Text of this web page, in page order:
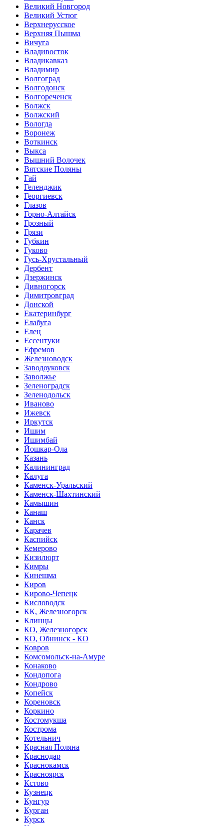
Великий Новгород
Великий Устюг
Верхнерусское
Верхняя Пышма
Вичуга
Владивосток
Владикавказ
Владимир
Волгоград
Волгодонск
Волгореченск
Волжск
Волжский
Вологда
Воронеж
Воткинск
Выкса
Вышний Волочек
Вятские Поляны
Гай
Геленджик
Георгиевск
Глазов
Горно-Алтайск
Грозный
Грязи
Губкин
Гуково
Гусь-Хрустальный
Дербент
Дзержинск
Дивногорск
Димитровград
Донской
Екатеринбург
Елабуга
Елец
Ессентуки
Ефремов
Железноводск
Заводоуковск
Заволжье
Зеленоградск
Зеленодольск
Иваново
Ижевск
Иркутск
Ишим
Ишимбай
Йошкар-Ола
Казань
Калининград
Калуга
Каменск-Уральский
Каменск-Шахтинский
Камышин
Канаш
Канск
Карачев
Каспийск
Кемерово
Кизилюрт
Кимры
Кинешма
Киров
Кирово-Чепецк
Кисловодск
КК, Железногорск
Клинцы
КО, Железногорск
КО, Обнинск - КО
Ковров
Комсомольск-на-Амуре
Конаково
Кондопога
Кондрово
Копейск
Кореновск
Коркино
Костомукша
Кострома
Котельнич
Красная Поляна
Краснодар
Краснокамск
Красноярск
Кстово
Кузнецк
Кунгур
Курган
Курск